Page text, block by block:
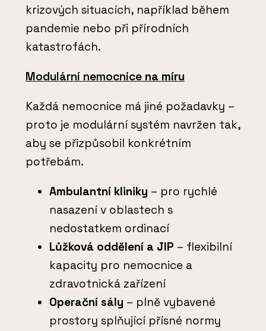
krizových situacích, například během
pandemie nebo při přírodních
katastrofách.
Modulární nemocnice na míru
Každá nemocnice má jiné požadavky –
proto je modulární systém navržen tak,
aby se přizpůsobil konkrétním
potřebám.
Ambulantní kliniky – pro rychlé
nasazení v oblastech s
nedostatkem ordinací
Lůžková oddělení a JIP – flexibilní
kapacity pro nemocnice a
zdravotnická zařízení
Operační sály – plně vybavené
prostory splňující přísné normy